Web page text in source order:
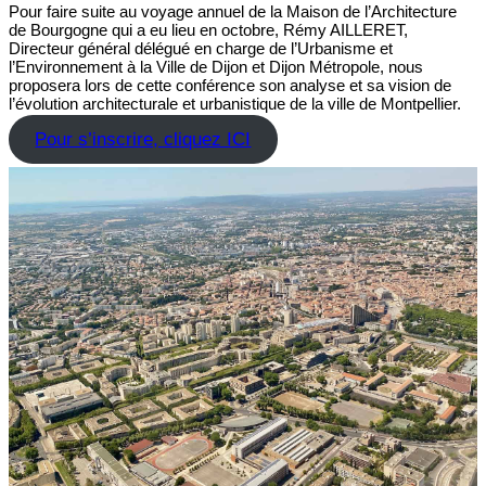
Pour faire suite au voyage annuel de la Maison de l’Architecture
de Bourgogne qui a eu lieu en octobre, Rémy AILLERET,
Directeur général délégué en charge de l’Urbanisme et
l’Environnement à la Ville de Dijon et Dijon Métropole, nous
proposera lors de cette conférence son analyse et sa vision de
l’évolution architecturale et urbanistique de la ville de Montpellier.
Pour s’inscrire, cliquez ICI